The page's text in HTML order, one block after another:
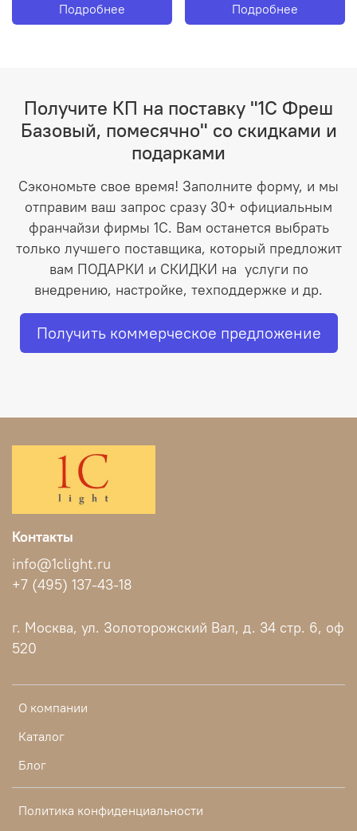
Подробнее
Подробнее
Получите КП на поставку "1С Фреш
Базовый, помесячно" со скидками и
подарками
Сэкономьте свое время! Заполните форму, и мы
отправим ваш запрос сразу 30+ официальным
франчайзи фирмы 1С. Вам останется выбрать
только лучшего поставщика, который предложит
вам ПОДАРКИ и СКИДКИ на услуги по
внедрению, настройке, техподдержке и др.
Получить коммерческое предложение
О компании
Каталог
Блог
Политика конфиденциальности
Контакты
info@1clight.ru
+7 (495) 137-43-18
г. Москва, ул. Золоторожский Вал, д. 34 стр. 6, оф
520